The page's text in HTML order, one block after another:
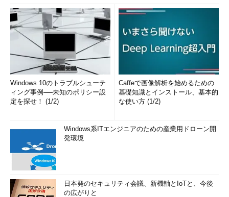
Windows 10のトラブルシューテ
ィング事例──未知のポリシー設
定を探せ！ (1/2)
Caffeで画像解析を始めるための
基礎知識とインストール、基本的
な使い方 (1/2)
Windows系ITエンジニアのための産業用ドローン開
発環境
日本発のセキュリティ会議、新機軸とIoTと、今後
の広がりと